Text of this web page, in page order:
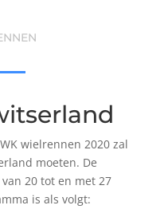
wielrennen 2020 zal
moeten. De
20 tot en met 27
is als volgt: